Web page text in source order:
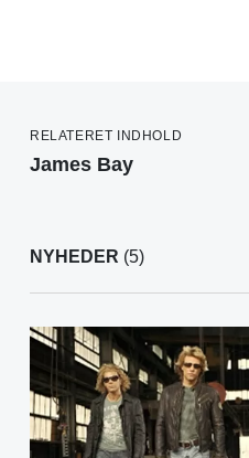
RELATERET INDHOLD
James Bay
NYHEDER (5)